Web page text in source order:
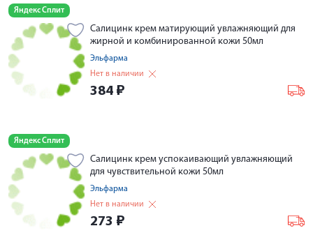
Яндекс Сплит
Салицинк крем матирующий увлажняющий для
жирной и комбинированной кожи 50мл
Эльфарма
Нет в наличии
384 ₽
Яндекс Сплит
Салицинк крем успокаивающий увлажняющий
для чувствительной кожи 50мл
Эльфарма
Нет в наличии
273 ₽